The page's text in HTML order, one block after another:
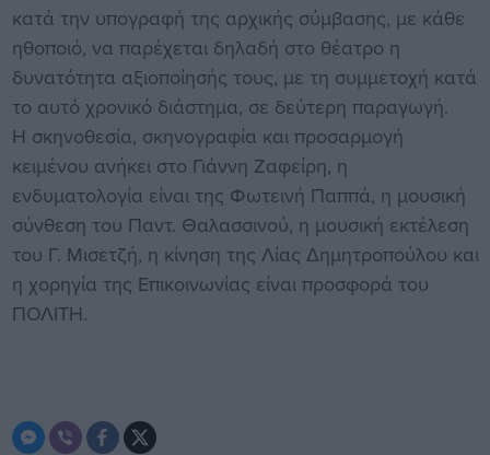
κατά την υπογραφή της αρχικής σύμβασης, με κάθε
ηθοποιό, να παρέχεται δηλαδή στο θέατρο η
δυνατότητα αξιοποίησής τους, με τη συμμετοχή κατά
το αυτό χρονικό διάστημα, σε δεύτερη παραγωγή.
Η σκηνοθεσία, σκηνογραφία και προσαρμογή
κειμένου ανήκει στο Γιάννη Ζαφείρη, η
ενδυματολογία είναι της Φωτεινή Παππά, η μουσική
σύνθεση του Παντ. Θαλασσινού, η μουσική εκτέλεση
του Γ. Μισετζή, η κίνηση της Λίας Δημητροπούλου και
η χορηγία της Επικοινωνίας είναι προσφορά του
ΠΟΛΙΤΗ.